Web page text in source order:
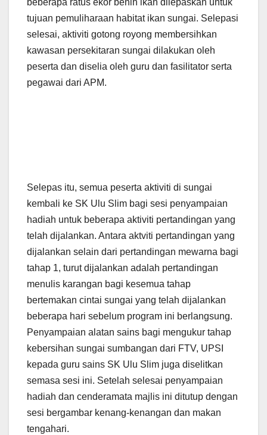
beberapa ratus ekor benih ikan dilepaskan untuk
tujuan pemuliharaan habitat ikan sungai. Selepasi
selesai, aktiviti gotong royong membersihkan
kawasan persekitaran sungai dilakukan oleh
peserta dan diselia oleh guru dan fasilitator serta
pegawai dari APM.
Selepas itu, semua peserta aktiviti di sungai
kembali ke SK Ulu Slim bagi sesi penyampaian
hadiah untuk beberapa aktiviti pertandingan yang
telah dijalankan. Antara aktviti pertandingan yang
dijalankan selain dari pertandingan mewarna bagi
tahap 1, turut dijalankan adalah pertandingan
menulis karangan bagi kesemua tahap
bertemakan cintai sungai yang telah dijalankan
beberapa hari sebelum program ini berlangsung.
Penyampaian alatan sains bagi mengukur tahap
kebersihan sungai sumbangan dari FTV, UPSI
kepada guru sains SK Ulu Slim juga diselitkan
semasa sesi ini. Setelah selesai penyampaian
hadiah dan cenderamata majlis ini ditutup dengan
sesi bergambar kenang-kenangan dan makan
tengahari.